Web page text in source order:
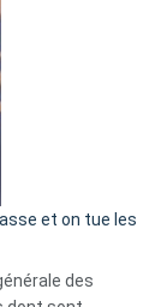
et on tue les
des